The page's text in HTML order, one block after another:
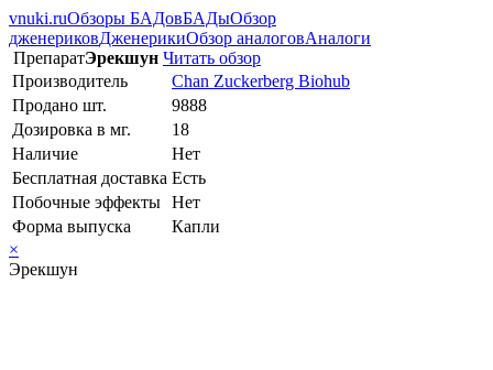
vnuki.ruОбзоры БАДовБАДыОбзор
дженериковДженерикиОбзор аналоговАналоги
ПрепаратЭрекшун Читать обзор
Производитель
Chan Zuckerberg Biohub
Продано шт.
9888
Дозировка в мг.
18
Наличие
Нет
Бесплатная доставка Есть
Побочные эффекты Нет
Форма выпуска
Капли
×
Эрекшун